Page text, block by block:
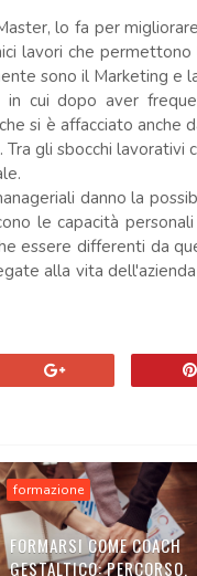
lo fa per
lavori che
sono il Marketing e
cui dopo aver
si è affacciato
gli sbocchi
danno la
le capacità
essere differenti da
alla vita
formazione
FORMARSI COME COACH
GESTALTICO: PERCORSO,